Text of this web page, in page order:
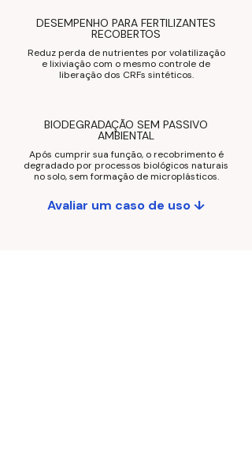
DESEMPENHO PARA FERTILIZANTES
RECOBERTOS
Reduz perda de nutrientes por volatilização
e lixiviação com o mesmo controle de
liberação dos CRFs sintéticos.
BIODEGRADAÇÃO SEM PASSIVO
AMBIENTAL
Após cumprir sua função, o recobrimento é
degradado por processos biológicos naturais
no solo, sem formação de microplásticos.
Avaliar um caso de uso ↓